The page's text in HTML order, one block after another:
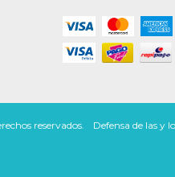
reservados. Defensa de las y